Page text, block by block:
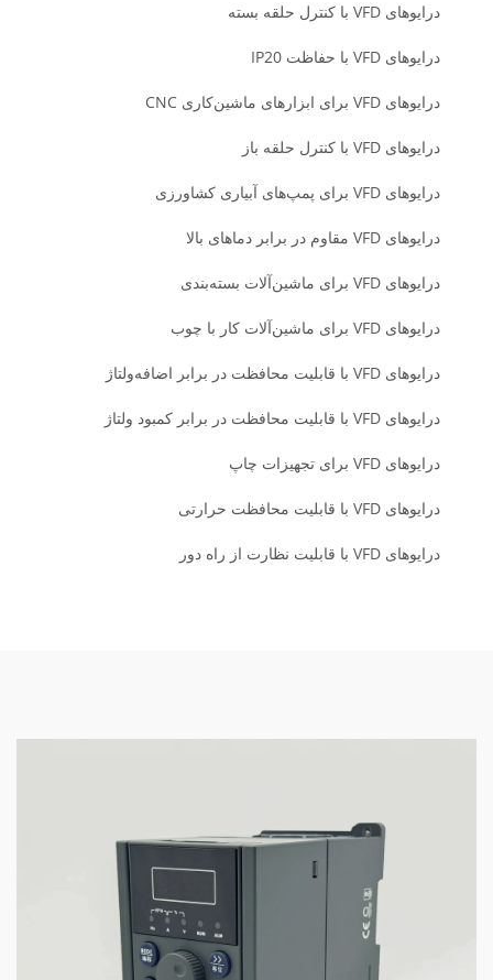
درایوهای VFD با کنترل حلقه بسته
درایوهای VFD با حفاظت IP20
درایوهای VFD برای ابزارهای ماشین‌کاری CNC
درایوهای VFD با کنترل حلقه باز
درایوهای VFD برای پمپ‌های آبیاری کشاورزی
درایوهای VFD مقاوم در برابر دماهای بالا
درایوهای VFD برای ماشین‌آلات بسته‌بندی
درایوهای VFD برای ماشین‌آلات کار با چوب
درایوهای VFD با قابلیت محافظت در برابر اضافه‌ولتاژ
درایوهای VFD با قابلیت محافظت در برابر کمبود ولتاژ
درایوهای VFD برای تجهیزات چاپ
درایوهای VFD با قابلیت محافظت حرارتی
درایوهای VFD با قابلیت نظارت از راه دور